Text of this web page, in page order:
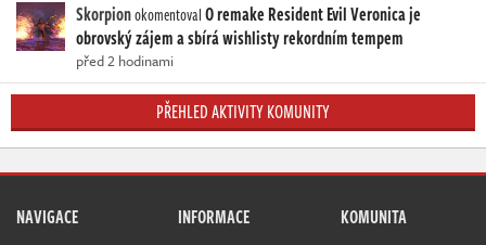
SkorpionokomentovalO remake Resident Evil Veronica je
obrovský zájem a sbírá wishlisty rekordním tempem
před 2 hodinami
PŘEHLED AKTIVITY KOMUNITY
NAVIGACE INFORMACE KOMUNITA